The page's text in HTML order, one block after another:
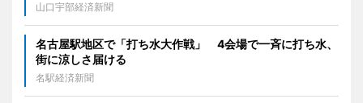
山口宇部経済新聞
名古屋駅地区で「打ち水大作戦」 4会場で一斉に打ち水、
街に涼しさ届ける
名駅経済新聞